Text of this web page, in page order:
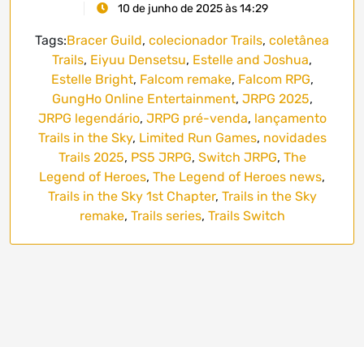
10 de junho de 2025 às 14:29
Tags:Bracer Guild, colecionador Trails, coletânea
Trails, Eiyuu Densetsu, Estelle and Joshua,
Estelle Bright, Falcom remake, Falcom RPG,
GungHo Online Entertainment, JRPG 2025,
JRPG legendário, JRPG pré-venda, lançamento
Trails in the Sky, Limited Run Games, novidades
Trails 2025, PS5 JRPG, Switch JRPG, The
Legend of Heroes, The Legend of Heroes news,
Trails in the Sky 1st Chapter, Trails in the Sky
remake, Trails series, Trails Switch